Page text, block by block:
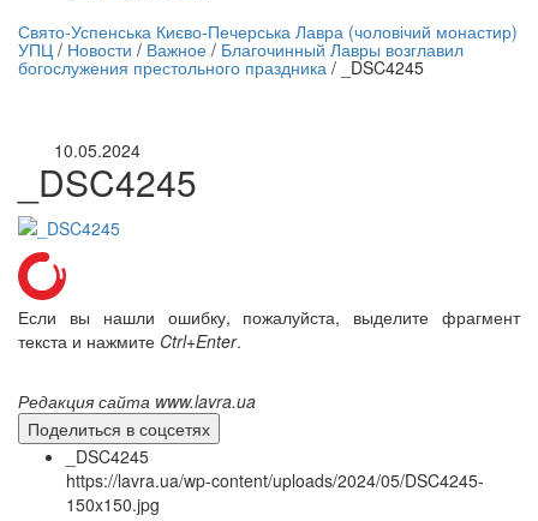
трансляция | 12 сентября
трансляции
Свято-Успенська Києво-Печерська Лавра (чоловічий монастир)
УПЦ / Новости / Важное / Благочинный Лавры возглавил
богослужения престольного праздника / _DSC4245
10.05.2024
_DSC4245
Если вы нашли ошибку, пожалуйста, выделите фрагмент
текста и нажмите Ctrl+Enter.
Редакция сайта www.lavra.ua
Поделиться в соцсетях
_DSC4245
https://lavra.ua/wp-content/uploads/2024/05/DSC4245-
150x150.jpg